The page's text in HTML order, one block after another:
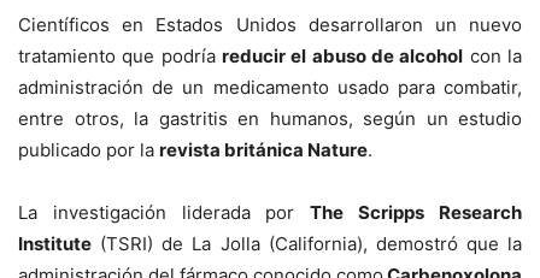
Científicos en Estados Unidos desarrollaron un nuevo
tratamiento que podría reducir el abuso de alcohol con la
administración de un medicamento usado para combatir,
entre otros, la gastritis en humanos, según un estudio
publicado por la revista británica Nature.
La investigación liderada porThe Scripps Research
Institute (TSRI) de La Jolla (California), demostró que la